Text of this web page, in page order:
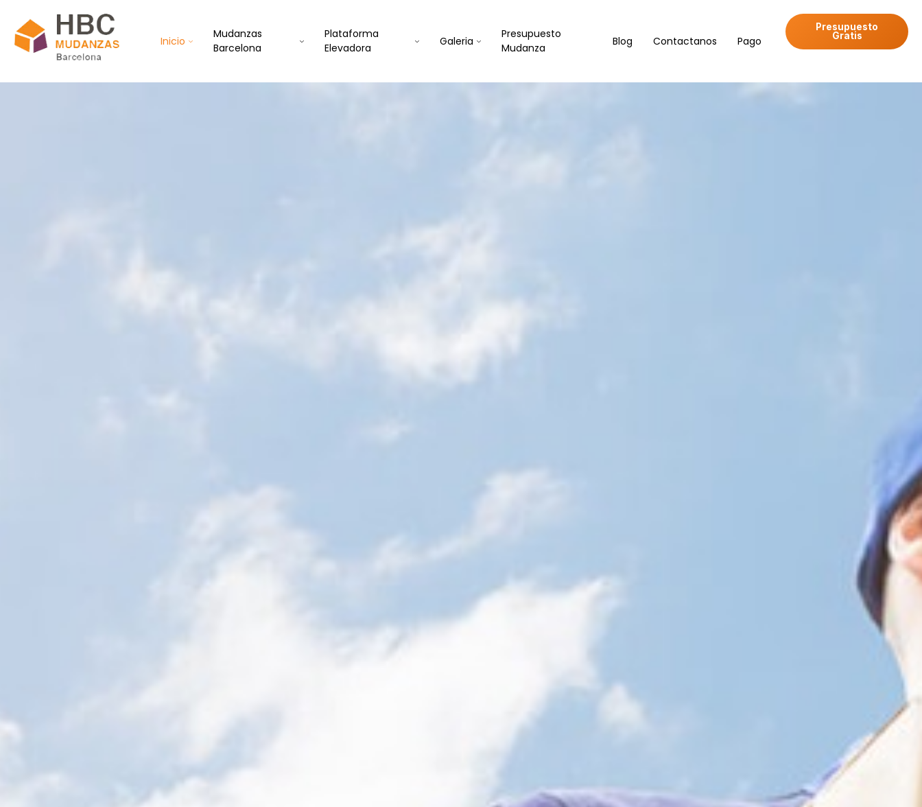
Inicio
Mudanzas
Barcelona
Plataforma
Elevadora
Galeria
Presupuesto
Mudanza
Blog Contactanos Pago
Presupuesto
Gratis